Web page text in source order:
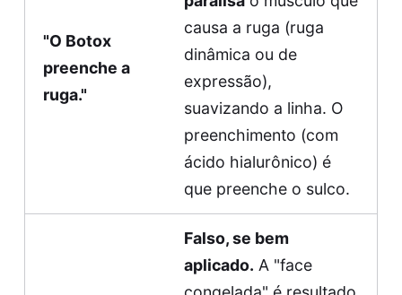
"O Botox
preenche a
ruga."
causa a ruga (ruga
dinâmica ou de
expressão),
suavizando a linha. O
preenchimento (com
ácido hialurônico) é
que preenche o sulco.
Falso, se bem
aplicado. A "face